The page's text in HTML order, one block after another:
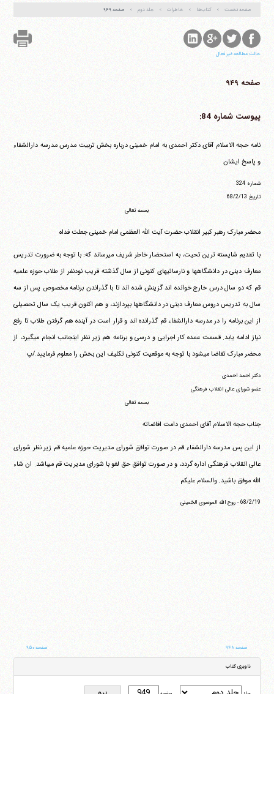
صفحه نخست
کتاب‌ها خاطرات جلد دوم صفحه ۹۴۹
حالت مطالعه غیر فعال
صفحه ۹۴۹
پیوست شماره 84:
نامه حجه الاسلام آقای دکتر احمدی به امام خمینی درباره بخش تربیت مدرس مدرسه دارالشفاء
و پاسخ ایشان
شماره 324
تاریخ ‏68/2/13
بسمه تعالی
محضر مبارک رهبر کبیر انقلاب حضرت آیت الله العظمی امام خمینی جعلت فداه
با تقدیم شایسته ترین تحیت، به استحضار خاطر شریف می‎رساند که: با توجه به ضرورت تدریس
معارف دینی در دانشگاهها و نارسائیهای کنونی از سال گذشته قریب نودنفر از طلاب حوزه علمیه
قم که دو سال درس خارج خوانده اند گزینش شده اند تا با گذراندن برنامه مخصوص پس از سه
سال به تدریس دروس معارف دینی در دانشگاهها بپردازند، و هم اکنون قریب یک سال تحصیلی
از این برنامه را در مدرسه دارالشفاء قم گذرانده اند و قرار است در آینده هم گرفتن طلاب تا رفع
نیاز ادامه یابد. قسمت عمده کار اجرایی و درسی و برنامه هم زیر نظر اینجانب انجام می‎گیرد، از
محضر مبارک تقاضا می‎شود با توجه به موقعیت کنونی تکلیف این بخش را معلوم فرمایید./پ
دکتر احمد احمدی
عضو شورای عالی انقلاب فرهنگی
بسمه تعالی
جناب حجه الاسلام آقای احمدی دامت افاضاته
از این پس مدرسه دارالشفاء قم در صورت توافق شورای مدیریت حوزه علمیه قم زیر نظر شورای
عالی انقلاب فرهنگی اداره گردد، و در صورت توافق حق لغو با شورای مدیریت قم می‎باشد. ان شاء
الله موفق باشید. والسلام علیکم
صفحه ۹۴۸ صفحه ۹۵۰
ناوبری کتاب
جلد صفحه